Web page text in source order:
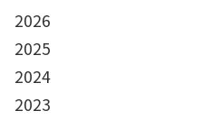
2026
2025
2024
2023